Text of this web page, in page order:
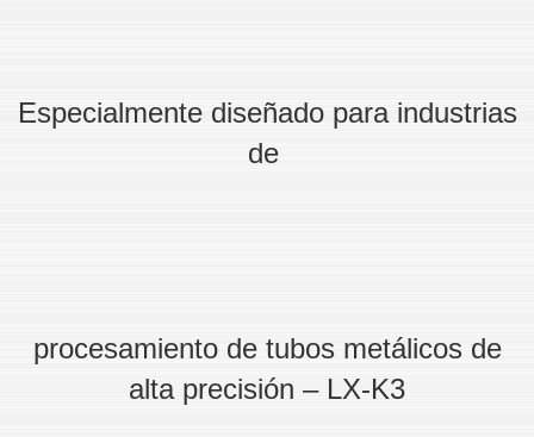
Especialmente diseñado para industrias
de
procesamiento de tubos metálicos de
alta precisión – LX-K3